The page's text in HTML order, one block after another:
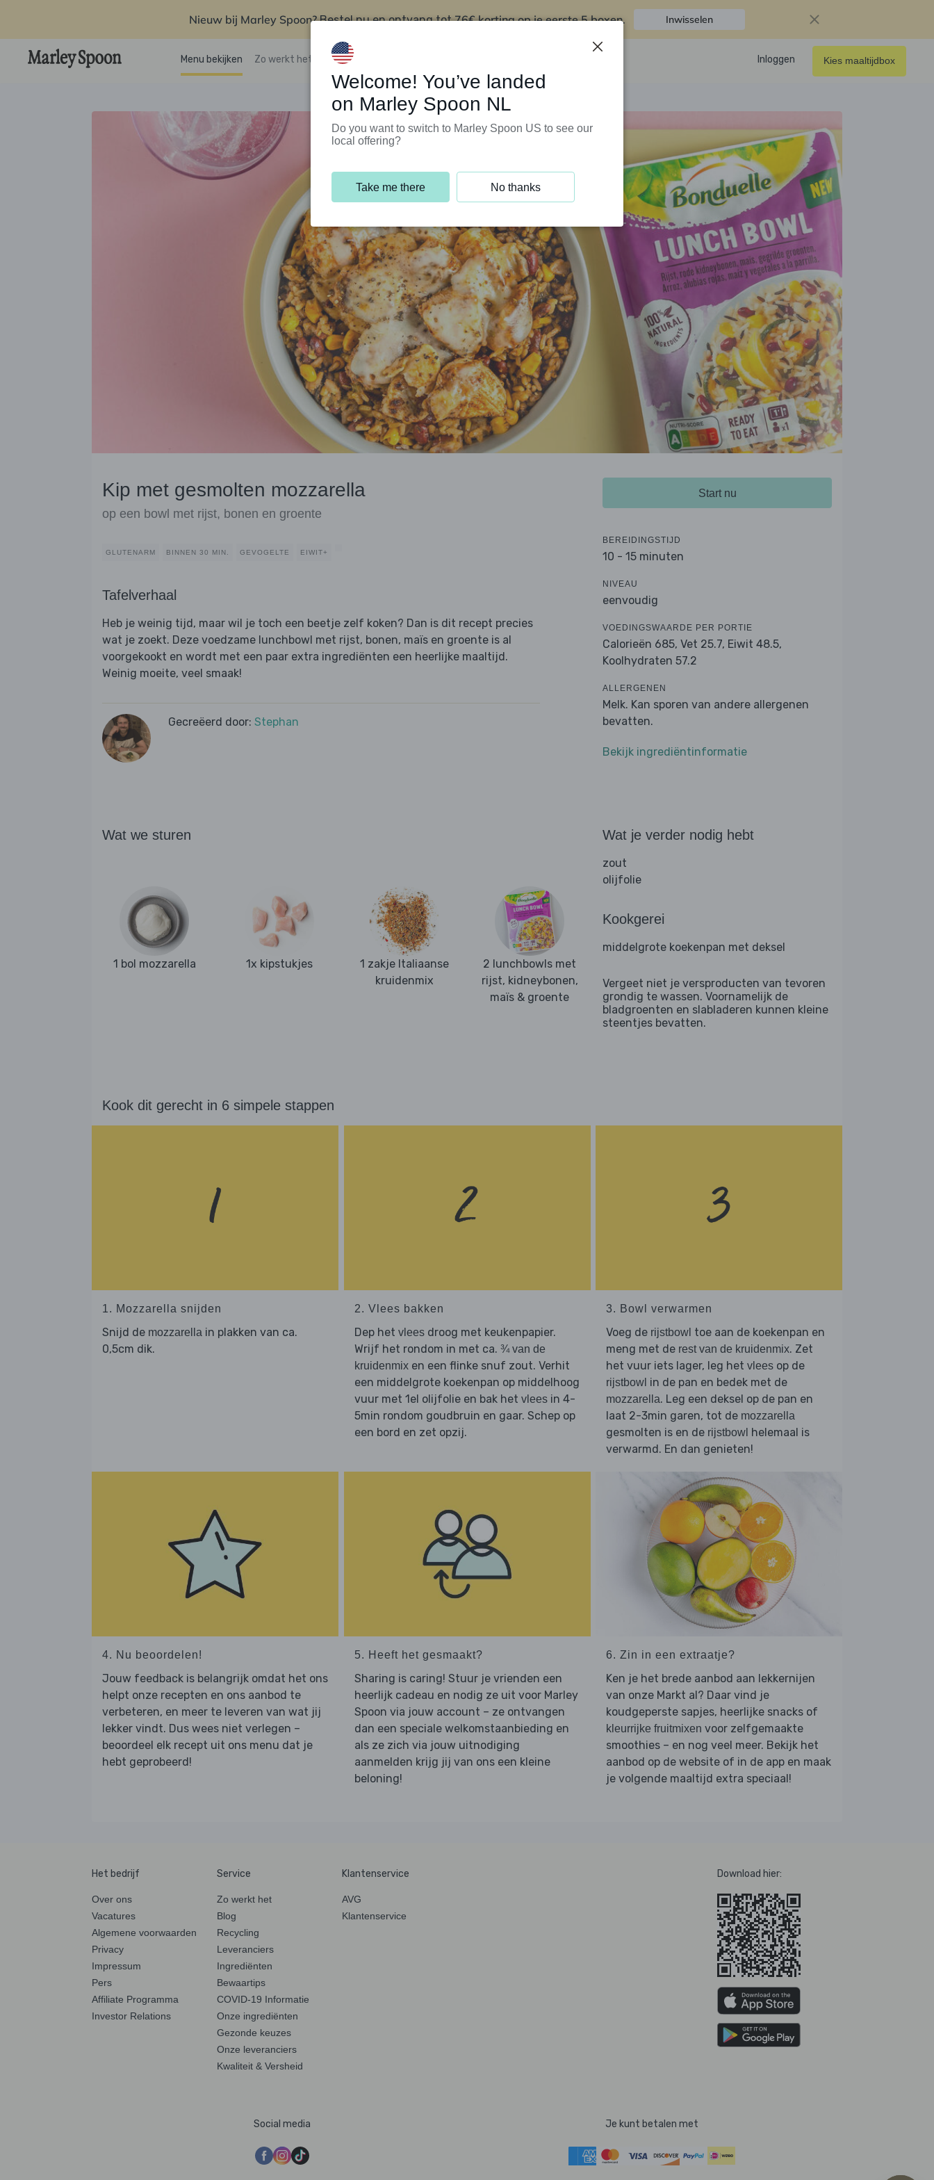
Nieuw bij Marley Spoon?Bestel nu en ontvang tot76€ korting op je eerste 5 boxen. Inwisselen
Menu bekijken Zo werkt het Klantenservice Inloggen Kies maaltijdbox
Kip met gesmolten mozzarella
op een bowl met rijst, bonen en groente
GLUTENARM BINNEN 30 MIN. GEVOGELTE EIWIT+
Tafelverhaal
Heb je weinig tijd, maar wil je toch een beetje zelf koken? Dan is dit recept precies
wat je zoekt. Deze voedzame lunchbowl met rijst, bonen, maïs en groente is al
voorgekookt en wordt met een paar extra ingrediënten een heerlijke maaltijd.
Weinig moeite, veel smaak!
Gecreëerd door: Stephan
Start nu
BEREIDINGSTIJD
10 - 15 minuten
NIVEAU
eenvoudig
VOEDINGSWAARDE PER PORTIE
Calorieën 685, Vet 25.7, Eiwit 48.5,
Koolhydraten 57.2
ALLERGENEN
Melk. Kan sporen van andere allergenen
bevatten.
Bekijk ingrediëntinformatie
Wat we sturen
1 bol mozzarella 1x kipstukjes
1 zakje Italiaanse
kruidenmix
2 lunchbowls met
rijst, kidneybonen,
maïs & groente
Wat je verder nodig hebt
zout
olijfolie
Kookgerei
middelgrote koekenpan met deksel
Vergeet niet je versproducten van tevoren
grondig te wassen. Voornamelijk de
bladgroenten en slabladeren kunnen kleine
steentjes bevatten.
Kook dit gerecht in 6 simpele stappen
1. Mozzarella snijden
Snijd de mozzarella in plakken van ca.
0,5cm dik.
2. Vlees bakken
Dep het vleesdroog met keukenpapier.
Wrijf het rondom in met ca. ¾ van de
kruidenmixen een flinke snuf zout. Verhit
een middelgrote koekenpan op middelhoog
vuur met 1el olijfolie en bak het vleesin 4-
5min rondom goudbruin en gaar. Schep op
een bord en zet opzij.
3. Bowl verwarmen
Voeg de rijstbowl toe aan de koekenpan en
meng met de rest van de kruidenmix. Zet
het vuur iets lager, leg het vlees op de
rijstbowl in de pan en bedek met de
mozzarella. Leg een deksel op de pan en
laat 2-3min garen, tot de mozzarella
gesmolten is en de rijstbowl helemaal is
verwarmd. En dan genieten!
4. Nu beoordelen!
Jouw feedback is belangrijk omdat het ons
helpt onze recepten en ons aanbod te
verbeteren, en meer te leveren van wat jij
lekker vindt. Dus wees niet verlegen –
beoordeel elk recept uit ons menu dat je
hebt geprobeerd!
5. Heeft het gesmaakt?
Sharing is caring! Stuur je vrienden een
heerlijk cadeau en nodig ze uit voor Marley
Spoon via jouw account – ze ontvangen
dan een speciale welkomstaanbieding en
als ze zich via jouw uitnodiging
aanmelden krijg jij van ons een kleine
beloning!
6. Zin in een extraatje?
Ken je het brede aanbod aan lekkernijen
van onze Markt al? Daar vind je
koudgeperste sapjes, heerlijke snacks of
kleurrijke fruitmixen voor zelfgemaakte
smoothies – en nog veel meer. Bekijk het
aanbod op de website of in de app en maak
je volgende maaltijd extra speciaal!
Het bedrijf
Over ons
Vacatures
Algemene voorwaarden
Privacy
Impressum
Pers
Affiliate Programma
Investor Relations
Service
Zo werkt het
Blog
Recycling
Leveranciers
Ingrediënten
Bewaartips
COVID-19 Informatie
Onze ingrediënten
Gezonde keuzes
Onze leveranciers
Kwaliteit & Versheid
Klantenservice
AVG
Klantenservice
Download hier:
Social media Je kunt betalen met
Welcome! You’ve landed
on Marley Spoon NL
Do you want to switch to Marley Spoon US to see our
local offering?
Take me there No thanks